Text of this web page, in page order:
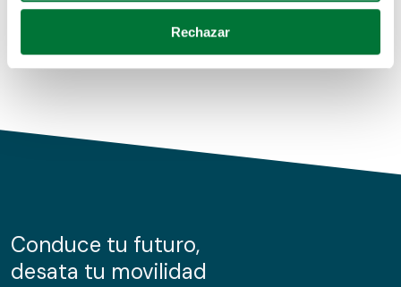
para buscar características específicas (huellas
Obtenga más información sobre cómo se procesan sus
de cookies.
información sobre el uso que haga del sitio web con
nuestros partners de redes sociales, publicidad y análisis
Rechazar
Conduce tu futuro,
desata tu movilidad